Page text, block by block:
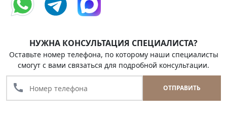
НУЖНА КОНСУЛЬТАЦИЯ СПЕЦИАЛИСТА?
Оставьте номер телефона, по которому наши специалисты
смогут с вами связаться для подробной консультации.
call ОТПРАВИТЬ